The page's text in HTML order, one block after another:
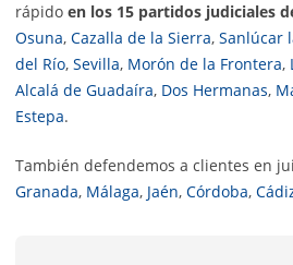
rápido en los 15 partidos judiciales
Osuna, Cazalla de la Sierra, Sanlúcar
del Río, Sevilla, Morón de la Frontera,
Alcalá de Guadaíra, Dos Hermanas,
Estepa.
También defendemos a clientes en
Granada, Málaga, Jaén, Córdoba,